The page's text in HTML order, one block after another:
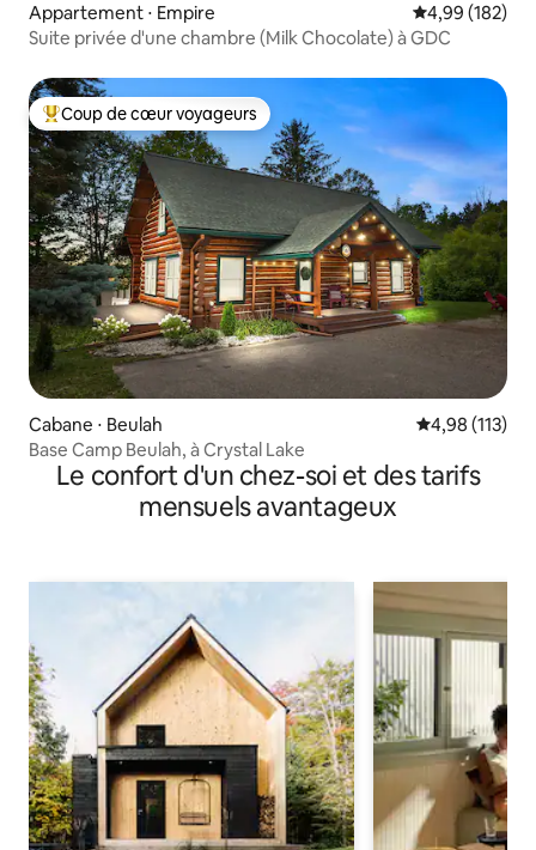
Appartement ⋅ Empire Évaluation
4,99 (182)
Suite privée d'une chambre (Milk Chocolate) à GDC
Coups de cœur voyageurs les plus appréciés
Coup de cœur voyageurs
Cabane ⋅ Beulah Évaluation
4,98 (113)
Base Camp Beulah, à Crystal Lake
Le confort d'un chez-soi et des tarifs
mensuels avantageux